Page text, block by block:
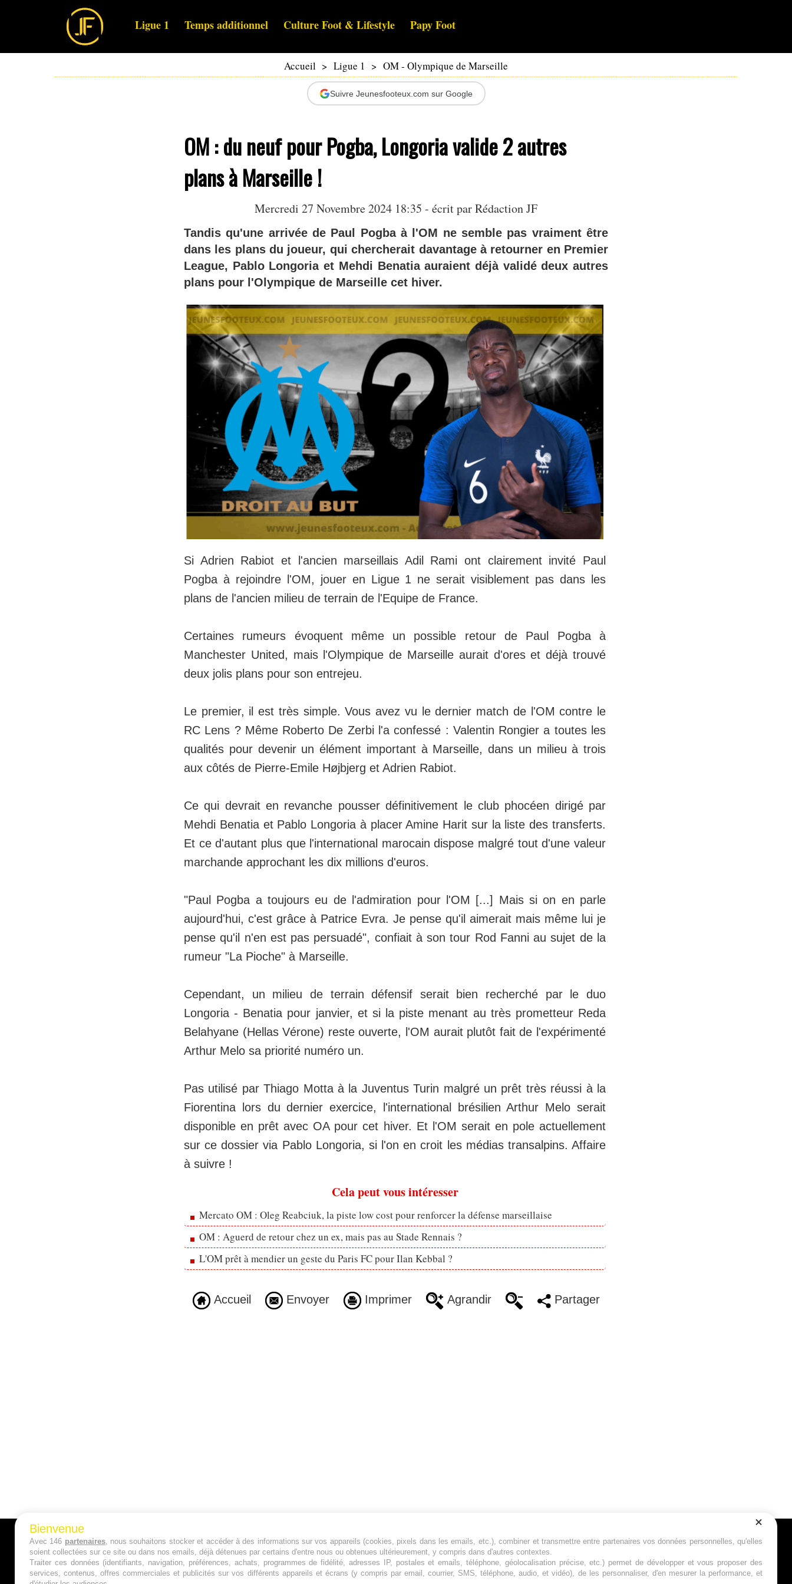
Ligue 1 Temps additionnel Culture Foot & Lifestyle Papy Foot
Accueil > Ligue 1 > OM - Olympique de Marseille
Suivre Jeunesfooteux.com sur Google
OM : du neuf pour Pogba, Longoria valide 2 autres
plans à Marseille !
Mercredi 27 Novembre 2024 18:35 - écrit par Rédaction JF
Tandis qu'une arrivée de Paul Pogba à l'OM ne semble pas vraiment être
dans les plans du joueur, qui chercherait davantage à retourner en Premier
League, Pablo Longoria et Mehdi Benatia auraient déjà validé deux autres
plans pour l'Olympique de Marseille cet hiver.
Si Adrien Rabiot et l'ancien marseillais Adil Rami ont clairement invité Paul
Pogba à rejoindre l'OM, jouer en Ligue 1 ne serait visiblement pas dans les
plans de l'ancien milieu de terrain de l'Equipe de France.
Certaines rumeurs évoquent même un possible retour de Paul Pogba à
Manchester United, mais l'Olympique de Marseille aurait d'ores et déjà trouvé
deux jolis plans pour son entrejeu.
Le premier, il est très simple. Vous avez vu le dernier match de l'OM contre le
RC Lens ? Même Roberto De Zerbi l'a confessé : Valentin Rongier a toutes les
qualités pour devenir un élément important à Marseille, dans un milieu à trois
aux côtés de Pierre-Emile Højbjerg et Adrien Rabiot.
Ce qui devrait en revanche pousser définitivement le club phocéen dirigé par
Mehdi Benatia et Pablo Longoria à placer Amine Harit sur la liste des transferts.
Et ce d'autant plus que l'international marocain dispose malgré tout d'une valeur
marchande approchant les dix millions d'euros.
"Paul Pogba a toujours eu de l'admiration pour l'OM [...] Mais si on en parle
aujourd'hui, c'est grâce à Patrice Evra. Je pense qu'il aimerait mais même lui je
pense qu'il n'en est pas persuadé", confiait à son tour Rod Fanni au sujet de la
rumeur "La Pioche" à Marseille.
Cependant, un milieu de terrain défensif serait bien recherché par le duo
Longoria - Benatia pour janvier, et si la piste menant au très prometteur Reda
Belahyane (Hellas Vérone) reste ouverte, l'OM aurait plutôt fait de l'expérimenté
Arthur Melo sa priorité numéro un.
Pas utilisé par Thiago Motta à la Juventus Turin malgré un prêt très réussi à la
Fiorentina lors du dernier exercice, l'international brésilien Arthur Melo serait
disponible en prêt avec OA pour cet hiver. Et l'OM serait en pole actuellement
sur ce dossier via Pablo Longoria, si l'on en croit les médias transalpins. Affaire
à suivre !
Cela peut vous intéresser
Mercato OM : Oleg Reabciuk, la piste low cost pour renforcer la défense marseillaise
OM : Aguerd de retour chez un ex, mais pas au Stade Rennais ?
L'OM prêt à mendier un geste du Paris FC pour Ilan Kebbal ?
Accueil Envoyer Imprimer Agrandir Partager
A PROPOS
Qui sommes nous ?
Jeunesfooteux est un média sportif qui traite
principalement de l'actualité de la Ligue 1 et
des grosses actualités de la Ligue 2 et du
Suivez-nous
Bienvenue
Avec 146 partenaires, nous souhaitons stocker et accéder à des informations sur vos appareils (cookies, pixels dans les emails, etc.), combiner et transmettre entre partenaires vos données personnelles, qu'elles
soient collectées sur ce site ou dans nos emails, déjà détenues par certains d'entre nous ou obtenues ultérieurement, y compris dans d'autres contextes.
Traiter ces données (identifiants, navigation, préférences, achats, programmes de fidélité, adresses IP, postales et emails, téléphone, géolocalisation précise, etc.) permet de développer et vous proposer des
services, contenus, offres commerciales et publicités sur vos différents appareils et écrans (y compris par email, courrier, SMS, téléphone, audio, et vidéo), de les personnaliser, d'en mesurer la performance, et